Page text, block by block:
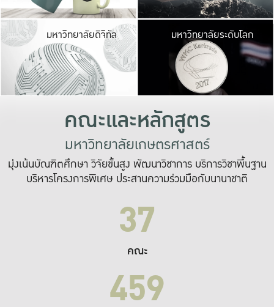
มหาวิทยาลัยดิจิทัล มหาวิ
เปลี่ยนแปลง แล
เพื่อทำง
ระบบสารสนเทศ
มหาวิทยาลัยระดับโลก
คณะและหลักสูตร
มหาวิทยาลัยเกษตรศาสตร์
มุ่งเน้นบัณฑิตศึกษา วิจัยขั้นสูง พัฒนาวิชาการ บริการวิชาพื้นฐาน
บริหารโครงการพิเศษ ประสานความร่วมมือกับนานาชาติ
37
คณะ
459